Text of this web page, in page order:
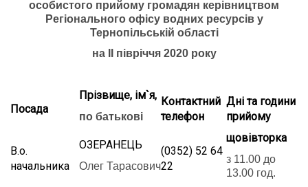
особистого прийому громадян керівництвом
Регіонального офісу водних ресурсів у
Тернопільській області
на ІІ півріччя 2020 року
Посада
Прізвище, ім`я,
по батькові
Контактний
телефон
Дні та години
прийому
В.о.
начальника
ОЗЕРАНЕЦЬ
Олег Тарасович
(0352) 52 64
22
щовівторка
з 11.00 до
13.00 год.